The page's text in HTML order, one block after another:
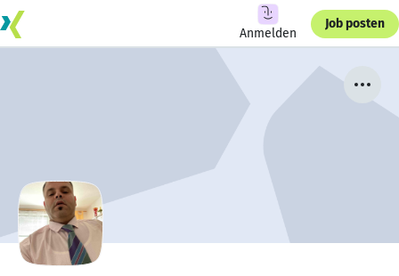
Anmelden
Job posten